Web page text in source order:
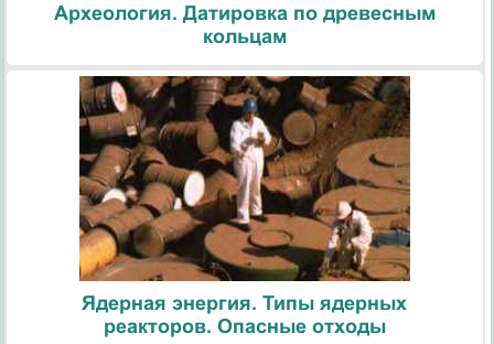
Археология. Датировка по древесным
кольцам
Ядерная энергия. Типы ядерных
реакторов. Опасные отходы